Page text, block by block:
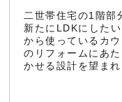
二世帯住宅の1階部
新たにLDKにした
から使っているカ
のリフォームにあ
かせる設計を望まれ